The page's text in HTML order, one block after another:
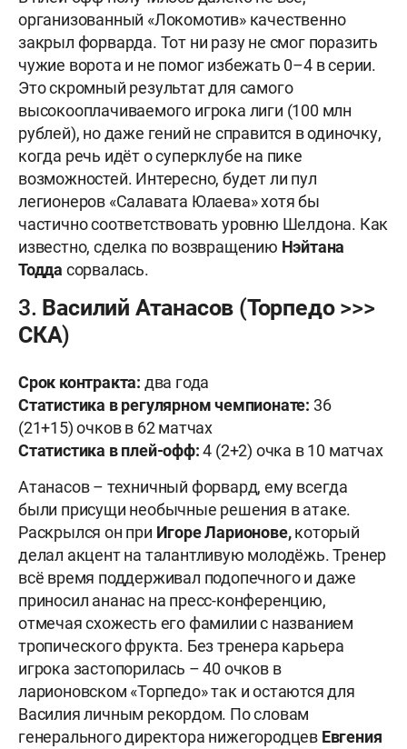
организованный «Локомотив» качественно
закрыл форварда. Тот ни разу не смог поразить
чужие ворота и не помог избежать 0–4 в серии.
Это скромный результат для самого
высокооплачиваемого игрока лиги (100 млн
рублей), но даже гений не справится в одиночку,
когда речь идёт о суперклубе на пике
возможностей. Интересно, будет ли пул
легионеров «Салавата Юлаева» хотя бы
частично соответствовать уровню Шелдона. Как
известно, сделка по возвращению Нэйтана
Тодда сорвалась.
3. Василий Атанасов (Торпедо >>>
СКА)
Срок контракта: два года
Статистика в регулярном чемпионате: 36
(21+15) очков в 62 матчах
Статистика в плей-офф:4 (2+2) очка в 10 матчах
Атанасов – техничный форвард, ему всегда
были присущи необычные решения в атаке.
Раскрылся он при Игоре Ларионове,который
делал акцент на талантливую молодёжь. Тренер
всё время поддерживал подопечного и даже
приносил ананас на пресс-конференцию,
отмечая схожесть его фамилии с названием
тропического фрукта. Без тренера карьера
игрока застопорилась – 40 очков в
ларионовском «Торпедо» так и остаются для
Василия личным рекордом. По словам
генерального директора нижегородцев Евгения